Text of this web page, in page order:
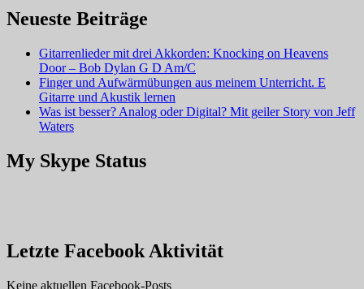
Neueste Beiträge
Gitarrenlieder mit drei Akkorden: Knocking on Heavens
Door – Bob Dylan G D Am/C
Finger und Aufwärmübungen aus meinem Unterricht. E
Gitarre und Akustik lernen
Was ist besser? Analog oder Digital? Mit geiler Story von Jeff
Waters
My Skype Status
Letzte Facebook Aktivität
Keine aktuellen Facebook-Posts